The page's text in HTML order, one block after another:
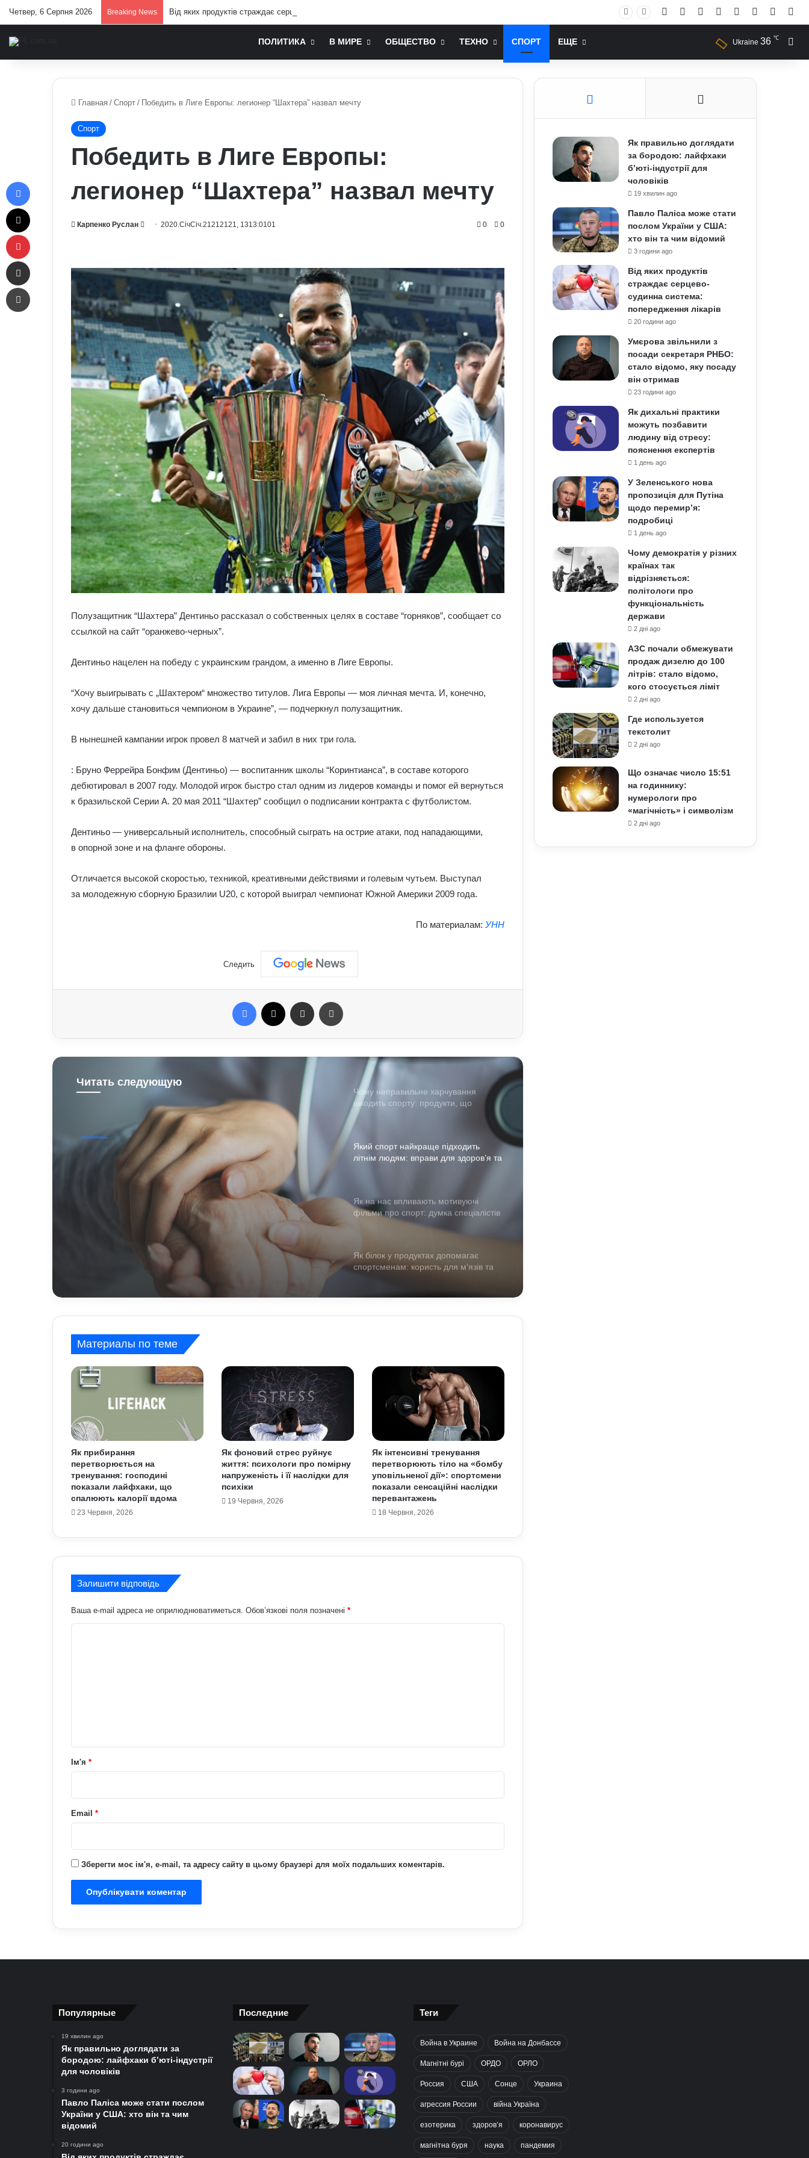
Четвер, 6 Серпня 2026 Breaking News Від яких продуктів страждає серцево-судинна система: попередження лікарів Facebook YouTubeInstagram
RSS Log In
ПОЛИТИКА В МИРЕ ОБЩЕСТВО ТЕХНО СПОРТ ЕЩЕ Ukraine 36 ℃
Главная / Спорт / Победить в Лиге Европы: легионер “Шахтера” назвал мечту
Спорт
Победить в Лиге Европы:
легионер “Шахтера” назвал мечту
Карпенко Руслан
Send2020.СічСіч.21212121, 1313:0101 0 0
Полузащитник “Шахтера” Дентиньо рассказал о собственных целях в составе “горняков”, сообщает со
ссылкой на сайт “оранжево-черных”.
Дентиньо нацелен на победу с украинским грандом, а именно в Лиге Европы.
“Хочу выигрывать с „Шахтером“ множество титулов. Лига Европы — моя личная мечта. И, конечно,
хочу дальше становиться чемпионом в Украине”, — подчеркнул полузащитник.
В нынешней кампании игрок провел 8 матчей и забил в них три гола.
: Бруно Феррейра Бонфим (Дентиньо) — воспитанник школы “Коринтианса”, в составе которого
дебютировал в 2007 году. Молодой игрок быстро стал одним из лидеров команды и помог ей вернуться
к бразильской Серии А. 20 мая 2011 “Шахтер” сообщил о подписании контракта с футболистом.
Дентиньо — универсальный исполнитель, способный сыграть на острие атаки, под нападающими,
в опорной зоне и на фланге обороны.
Отличается высокой скоростью, техникой, креативными действиями и голевым чутьем. Выступал
за молодежную сборную Бразилии U20, с которой выиграл чемпионат Южной Америки 2009 года.
По материалам: УНН
Следить
Facebook Отправить e-mail
Читать следующую
2 тижні ago
Який спорт найкраще
підходить літнім людям:
вправи для здоров’я та
довголіття
Як білок у продуктах допомагає
спортсменам: користь для м’язів та
розвиток тіла й мислення через
активність
Як правильно готуватися до спорту:
перевантажень
тіло: протеїни та добавки у реальних
результатах тренувань
перевантажень: тренери показали
Чому неправильне харчування
шкодить спорту: продукти, що
знижують ефективність тренувань
літнім людям: вправи для здоров’я та
довголіття
фільми про спорт: думка спеціалістів
спортсменам: користь для м’язів та
відновлення
прості кроки, що захищають тіло від
перевантажень
Як спортивне харчування впливає на
тіло: протеїни та добавки у реальних
результатах тренувань
Як плавання рятує тіло від
перевантажень: тренери показали
сенсаційні ефекти водного спорту
Материалы по теме
Як прибирання
перетворюється на
тренування: господині
показали лайфхаки, що
спалюють калорії вдома
23 Червня, 2026
Як фоновий стрес руйнує
життя: психологи про помірну
напруженість і її наслідки для
психіки
19 Червня, 2026
Як інтенсивні тренування
перетворюють тіло на «бомбу
уповільненої дії»: спортсмени
показали сенсаційні наслідки
перевантажень
18 Червня, 2026
Залишити відповідь
Ваша e-mail адреса не оприлюднюватиметься. Обов’язкові поля позначені *
рІм'я *
Email *
Зберегти моє ім'я, e-mail, та адресу сайту в цьому браузері для моїх подальших коментарів.
Як правильно доглядати
за бородою: лайфхаки
б’юті-індустрії для
чоловіків
19 хвилин ago
Павло Паліса може стати
послом України у США:
хто він та чим відомий
3 години ago
Від яких продуктів
страждає серцево-
судинна система:
попередження лікарів
20 години ago
Умєрова звільнили з
посади секретаря РНБО:
стало відомо, яку посаду
він отримав
23 години ago
Як дихальні практики
можуть позбавити
людину від стресу:
пояснення експертів
1 день ago
У Зеленського нова
пропозиція для Путіна
щодо перемир’я:
подробиці
1 день ago
Чому демократія у різних
країнах так
відрізняється:
політологи про
функціональність
держави
2 дні ago
АЗС почали обмежувати
продаж дизелю до 100
літрів: стало відомо,
кого стосується ліміт
2 дні ago
Где используется
текстолит
2 дні ago
Що означає число 15:51
на годиннику:
нумерологи про
«магічність» і символізм
2 дні ago
Популярные
19 хвилин ago
Як правильно доглядати за
бородою: лайфхаки б’юті-індустрії
для чоловіків
3 години ago
Павло Паліса може стати послом
України у США: хто він та чим
відомий
20 години ago
Последние Теги
Война в Украине Война на Донбассе
Магнітні бурі ОРДО ОРЛО
Россия США Сонце Украина
агрессия России війна Україна
езотерика здоров’я коронавирус
магнітна буря наука пандемия